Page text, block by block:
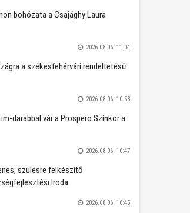
bohózata a Csajághy Laura
2026.08.06. 11:04
a székesfehérvári rendeltetésű
2026.08.06. 10:53
darabbal vár a Prospero Színkör a
2026.08.06. 10:47
szülésre felkészítő
Iroda
2026.08.06. 10:45